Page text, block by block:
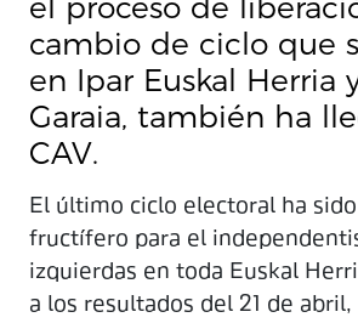
cambio de ciclo que
en Ipar Euskal Herria
Garaia, también ha
CAV.
El último ciclo electoral ha
fructífero para el
izquierdas en toda Euskal
a los resultados del 21 de